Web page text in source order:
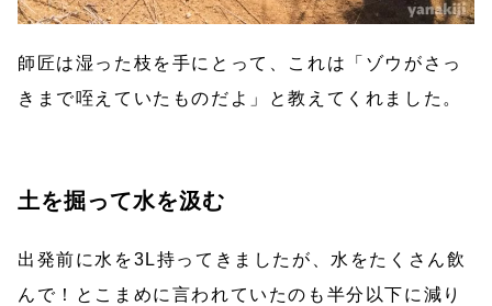
師匠は湿った枝を手にとって、これは「ゾウがさっ
きまで咥えていたものだよ」と教えてくれました。
土を掘って水を汲む
出発前に水を3L持ってきましたが、水をたくさん飲
んで！とこまめに言われていたのも半分以下に減り